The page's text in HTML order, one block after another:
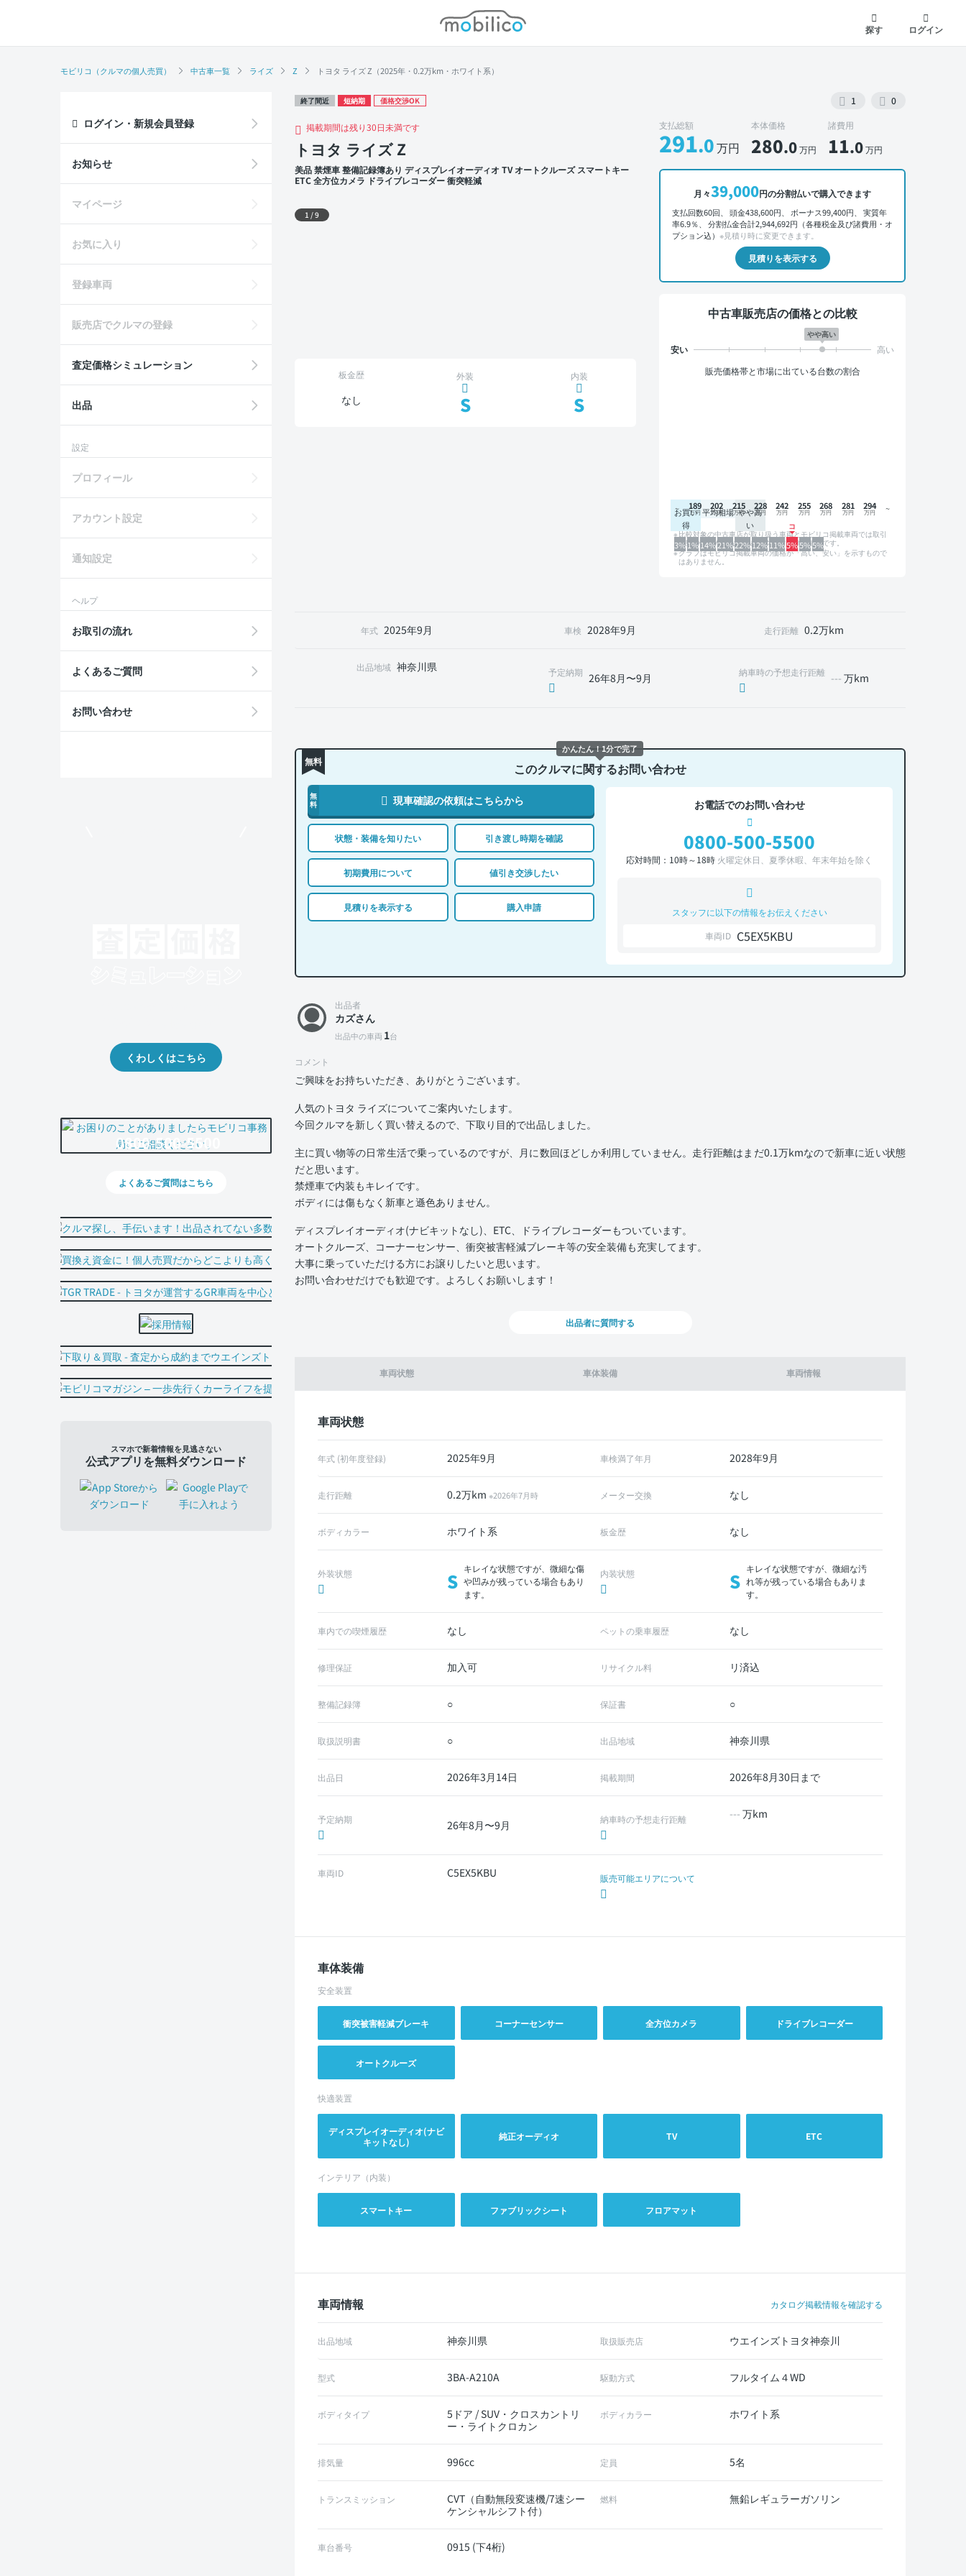
モビリコ
探す
ログイン
モビリコ（クルマの個人売買） 中古車一覧 ライズ Z トヨタ ライズ Z（2025年・0.2万km・ホワイト系）
終了間近 短納期 価格交渉OK 1 0
掲載期間は残り30日未満です
トヨタ ライズ Z
美品 禁煙車 整備記録簿あり ディスプレイオーディオ TV オートクルーズ スマートキー
ETC 全方位カメラ ドライブレコーダー 衝突軽減
外装 左前
1 /9
支払総額
291.0万円
本体価格
280.0万円
諸費用
11.0万円
月々39,000円の分割払いで購入できます
支払回数60回、 頭金438,600円、 ボーナス99,400円、 実質年
率6.9％、 分割払金合計2,944,692円（各種税金及び諸費用・オ
プション込） ※見積り時に変更できます。
見積りを表示する
中古車販売店の価格との比較
やや高い
販売価格帯と市場に出ている台数の割合
お買い
得
平均相場 やや高
い
3%1%14%21%22%12%11%5%5%5%
189 202 215 228 242 255 268 281 294
比較対象の中古車店が取り扱う車両とモビリコ掲載車両では取引
形態や条件が異なるため、グラフは参考情報です。
グラフはモビリコ掲載車両の価格が「高い、安い」を示すもので
はありません。
板金歴
なし
外装
S
内装
S
年式 2025年9月 車検 2028年9月 走行距離 0.2万km
出品地域 神奈川県 予定納期 26年8月〜9月 納車時の予想走行距離 --- 万km
無料 このクルマに関するお問い合わせ
無
料
現車確認の依頼はこちらから
状態・装備を知りたい 引き渡し時期を確認
初期費用について 値引き交渉したい
見積りを表示する 購入申請
お電話でのお問い合わせ
0800-500-5500
応対時間：10時～18時 火曜定休日、夏季休暇、年末年始を除く
スタッフに以下の情報をお伝えください
車両ID C5EX5KBU
車両状態 車体装備 車両情報
車両状態
年式 (初年度登録) 2025年9月 車検満了年月 2028年9月
走行距離 0.2万km ※2026年7月時 メーター交換 なし
ボディカラー ホワイト系 板金歴 なし
外装状態 S
キレイな状態ですが、微細な傷
や凹みが残っている場合もあり
ます。
内装状態 S
キレイな状態ですが、微細な汚
れ等が残っている場合もありま
す。
車内での喫煙履歴 なし ペットの乗車履歴 なし
修理保証 加入可 リサイクル料 リ済込
整備記録簿 ○ 保証書 ○
取扱説明書 ○ 出品地域 神奈川県
出品日 2026年3月14日 掲載期間 2026年8月30日まで
予定納期 26年8月〜9月 納車時の予想走行距離 --- 万km
車両ID C5EX5KBU 販売可能エリアについて
車体装備
安全装置
衝突被害軽減ブレーキ コーナーセンサー 全方位カメラ ドライブレコーダー
オートクルーズ
快適装置
ディスプレイオーディオ(ナビ
キットなし)
純正オーディオ TV ETC
インテリア（内装）
スマートキー ファブリックシート フロアマット
車両情報 カタログ掲載情報を確認する
出品地域 神奈川県 取扱販売店 ウエインズトヨタ神奈川
型式 3BA-A210A 駆動方式 フルタイム４WD
ボディタイプ
5ドア / SUV・クロスカントリ
ー・ライトクロカン
ボディカラー ホワイト系
排気量 996cc 定員 5名
トランスミッション
CVT（自動無段変速機/7速シー
ケンシャルシフト付）
燃料 無鉛レギュラーガソリン
車台番号 0915 (下4桁)
出品者
カズさん
出品中の車両 1台
コメント
ご興味をお持ちいただき、ありがとうございます。
人気のトヨタ ライズについてご案内いたします。
今回クルマを新しく買い替えるので、下取り目的で出品しました。
主に買い物等の日常生活で乗っているのですが、月に数回ほどしか利用していません。走行距離はまだ0.1万kmなので新車に近い状態
だと思います。
禁煙車で内装もキレイです。
ボディには傷もなく新車と遜色ありません。
ディスプレイオーディオ(ナビキットなし)、ETC、ドライブレコーダーもついています。
オートクルーズ、コーナーセンサー、衝突被害軽減ブレーキ等の安全装備も充実してます。
大事に乗っていただける方にお譲りしたいと思います。
お問い合わせだけでも歓迎です。よろしくお願いします！
出品者に質問する
ログイン・新規会員登録
お知らせ
マイページ
お気に入り
登録車両
販売店でクルマの登録
査定価格シミュレーション
出品
設定
プロフィール
アカウント設定
通知設定
ヘルプ
お取引の流れ
よくあるご質問
お問い合わせ
くわしくはこちら
0800-500-5500
よくあるご質問はこちら
スマホで新着情報を見逃さない
公式アプリを無料ダウンロード
かんたん！1分で完了